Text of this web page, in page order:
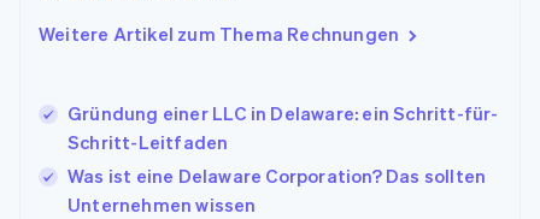
Weitere Artikel zum Thema Rechnungen
Gründung einer LLC in Delaware: ein Schritt-für-
Schritt-Leitfaden
Was ist eine Delaware Corporation? Das sollten
Unternehmen wissen
Italien
日本語 English
English Français
Kroatien
EnglishItaliano